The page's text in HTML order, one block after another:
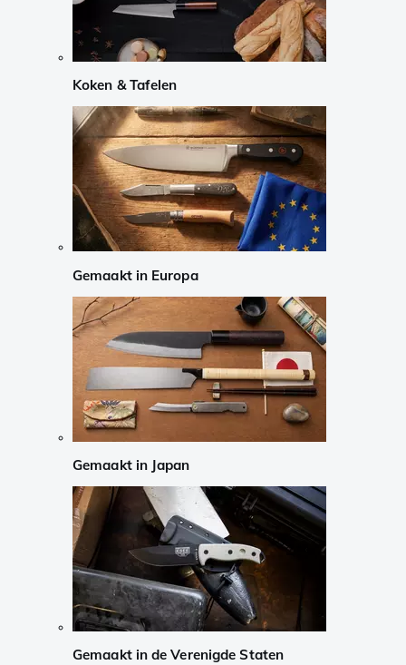
Koken & Tafelen
Gemaakt in Europa
Gemaakt in Japan
Gemaakt in de Verenigde Staten